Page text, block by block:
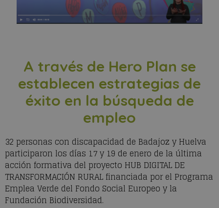
A través de Hero Plan se
establecen estrategias de
éxito en la búsqueda de
empleo
32 personas con discapacidad de Badajoz y Huelva
participaron los días 17 y 19 de enero de la última
acción formativa del proyecto HUB DIGITAL DE
TRANSFORMACIÓN RURAL financiada por el Programa
Emplea Verde del Fondo Social Europeo y la
Fundación Biodiversidad.